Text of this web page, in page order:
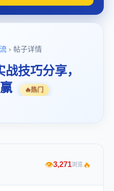
› 帖子详情
技巧分享，
🔥热门
👁3,271浏览🔥